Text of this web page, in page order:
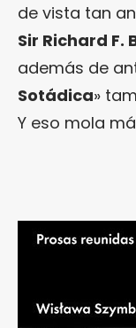
de vista tan
Sir Richard F.
además de
Sotádica»
Y eso mola